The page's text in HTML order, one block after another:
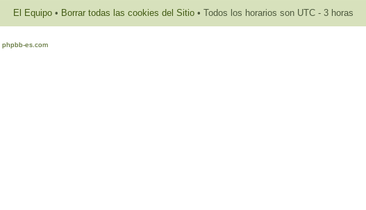
El Equipo • Borrar todas las cookies del Sitio • Todos los horarios son UTC - 3 horas
phpbb-es.com